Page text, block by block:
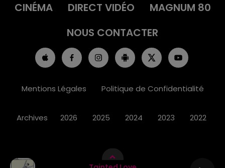
CINÉMA
DIRECT VIDÉO
MAGNUM 80
NOUS CONTACTER
Mentions Légales Politique de Confidentialité
Archives 2026 2025 2024 2023 2022